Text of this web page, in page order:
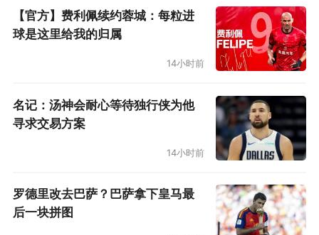
患的球员，这是给人家发钱养伤。
尼克斯史上垃圾合同多了去了，埃迪·库里、
阿兰·休斯顿、马布里、“大妈”拉里·约翰逊等人都
在这里拿到过大合同但是表现糟糕。现在又多了
诺阿。
诺阿简直变成希伯特，得分挂0已经成为常
事，竟然连罚球命中率都下降到只有31.6%。他
曾经获得过最佳防守球员，绝对不是这个水准，
【官方】费利佩续约蓉城：每粒进
球是这里给我的归属
14小时前
名记：汤神会耐心等待独行侠为他
寻求交易方案
14小时前
罗德里改去巴萨？巴萨拿下皇马最
后一块拼图